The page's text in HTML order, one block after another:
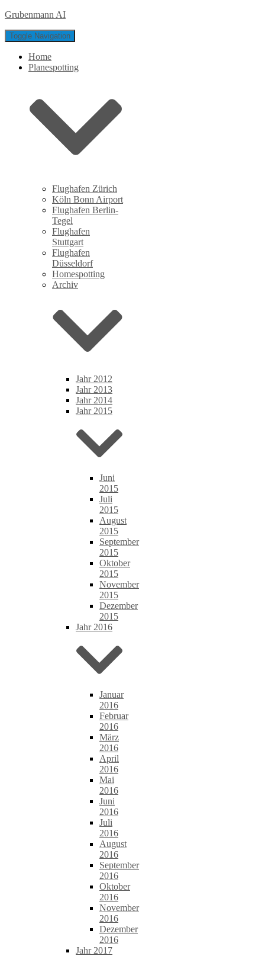
Grubenmann AI
Toggle Navigation
Home
Planespotting
Flughafen Zürich
Köln Bonn Airport
Flughafen Berlin-
Tegel
Flughafen
Stuttgart
Flughafen
Düsseldorf
Homespotting
Archiv
Jahr 2012
Jahr 2013
Jahr 2014
Jahr 2015
Juni
2015
Juli
2015
August
2015
September
2015
Oktober
2015
November
2015
Dezember
2015
Jahr 2016
Januar
2016
Februar
2016
März
2016
April
2016
Mai
2016
Juni
2016
Juli
2016
August
2016
September
2016
Oktober
2016
November
2016
Dezember
2016
Jahr 2017